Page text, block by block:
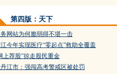
第四版：天下
网站为何脆弱得不堪一击
今年实现医疗“零起点”救助全覆盖
上荐股”掠走股民重金
江市：强闯高考警戒区被处罚